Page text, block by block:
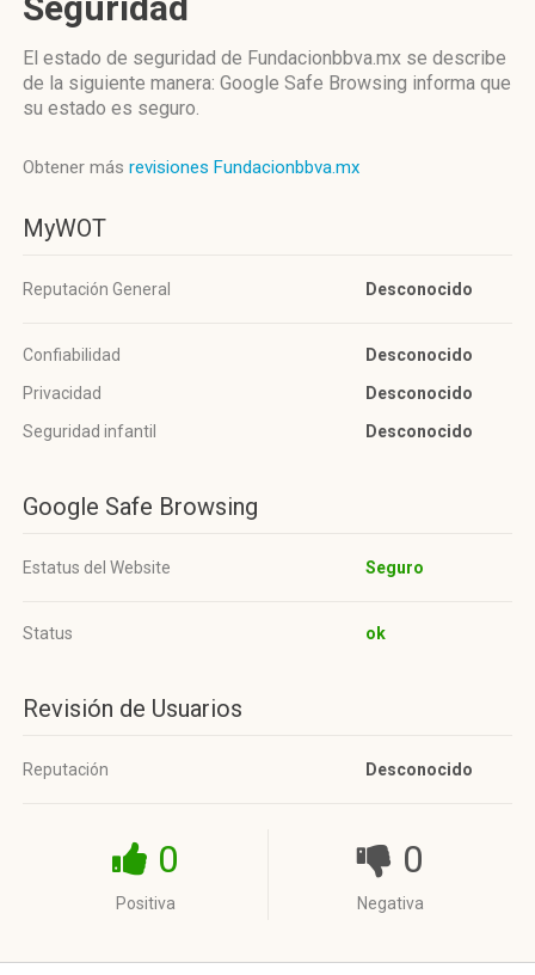
El estado de seguridad de Fundacionbbva.mx se describe
de la siguiente manera: Google Safe Browsing informa que
su estado es seguro.
Obtener más revisiones Fundacionbbva.mx
MyWOT
Reputación General Desconocido
Confiabilidad
Desconocido
Privacidad
Desconocido
Seguridad infantil
Desconocido
Google Safe Browsing
Estatus del Website Seguro
Status ok
Revisión de Usuarios
Reputación Desconocido
0
Positiva
0
Negativa